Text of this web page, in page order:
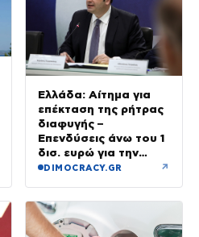
Ελλάδα: Αίτημα για
επέκταση της ρήτρας
διαφυγής –
Επενδύσεις άνω του 1
δισ. ευρώ για την
Ενέργεια έως το 2028
DIMOCRACY.GR ↗